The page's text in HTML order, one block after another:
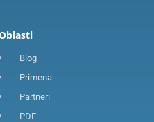
Blog
Primena
Partneri
PDF